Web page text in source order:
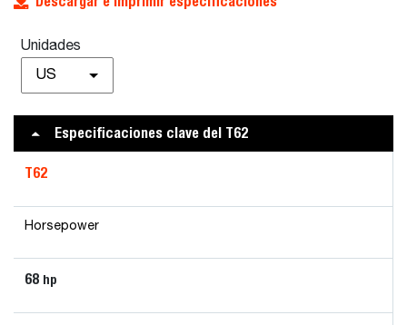
Unidades
US
Especificaciones clave del T62
T62
Horsepower
68 hp